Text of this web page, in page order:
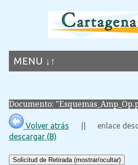
MENU ↓↑
Documento:
Volver atrás || enlace
descargar (B)
Solicitud de Retirada (mostrar/ocultar)